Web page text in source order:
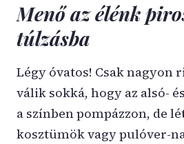
Menő az élénk
túlzásba
Légy óvatos! Csak nagyon
válik sokká, hogy az alsó-
a színben pompázzon, de
kosztümök vagy pulóver-